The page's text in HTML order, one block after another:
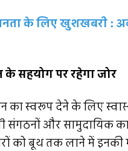
के लिए खुशखबरी :
के सहयोग पर रहेगा जोर
स्वरूप देने के लिए स्वास्थ्य
संगठनों और सामुदायिक
को बूथ तक लाने में इनकी